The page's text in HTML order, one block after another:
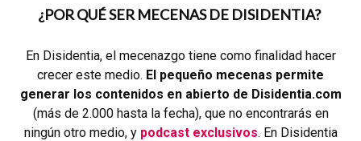
¿POR QUÉ SER MECENAS DE DISIDENTIA?
En Disidentia, el mecenazgo tiene como finalidad hacer
crecer este medio. El pequeño mecenas permite
generar los contenidos en abierto de Disidentia.com
(más de 2.000 hasta la fecha), que no encontrarás en
ningún otro medio, y podcast exclusivos. En Disidentia